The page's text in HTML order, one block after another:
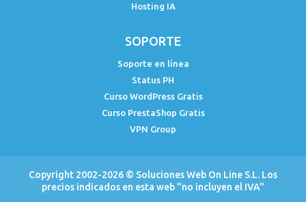
Hosting IA
SOPORTE
Soporte en línea
Status PH
Curso WordPress Gratis
Curso PrestaShop Gratis
VPN Group
Copyright 2002-2026 © Soluciones Web On Line S.L. Los
precios indicados en esta web "no incluyen el IVA"